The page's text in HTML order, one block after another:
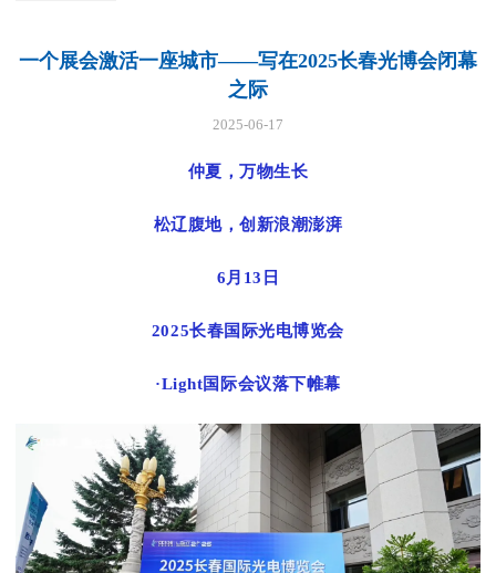
一个展会激活一座城市——写在2025长春光博会闭幕
之际
2025-06-17
仲夏，万物生长
松辽腹地，创新浪潮澎湃
6月13日
2025长春国际光电博览会
·Light国际会议落下帷幕